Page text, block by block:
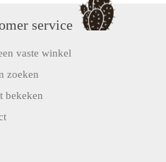
service
vaste winkel
zoeken
bekeken